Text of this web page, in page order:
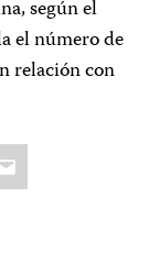
según el
el número de
relación con